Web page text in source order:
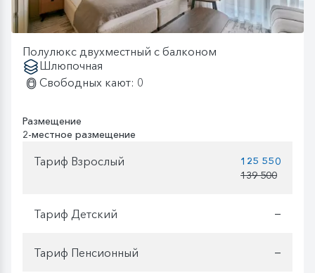
Полулюкс двухместный с балконом
Шлюпочная
Свободных кают: 0
Размещение
2-местное размещение
Тариф Взрослый
125 550
139 500
Тариф Детский —
Тариф Пенсионный —